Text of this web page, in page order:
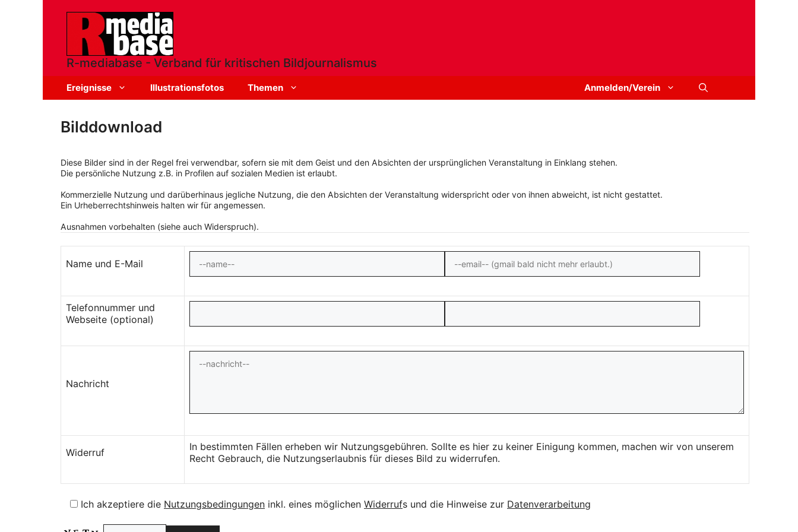
R-mediabase - Verband für kritischen Bildjournalismus
Ereignisse Illustrationsfotos Themen Anmelden/Verein
Bilddownload
Diese Bilder sind in der Regel frei verwendbar, sofern sie mit dem Geist und den Absichten der ursprünglichen Veranstaltung in Einklang stehen.
Die persönliche Nutzung z.B. in Profilen auf sozialen Medien ist erlaubt.
Kommerzielle Nutzung und darüberhinaus jegliche Nutzung, die den Absichten der Veranstaltung widerspricht oder von ihnen abweicht, ist nicht gestattet.
Ein Urheberrechtshinweis halten wir für angemessen.
Ausnahmen vorbehalten (siehe auch Widerspruch).
Name und E-Mail
Telefonnummer und
Webseite (optional)
Nachricht
Widerruf
In bestimmten Fällen erheben wir Nutzungsgebühren. Sollte es hier zu keiner Einigung kommen, machen wir von unserem
Recht Gebrauch, die Nutzungserlaubnis für dieses Bild zu widerrufen.
Ich akzeptiere die Nutzungsbedingungen inkl. eines möglichen Widerrufs und die Hinweise zur Datenverarbeitung